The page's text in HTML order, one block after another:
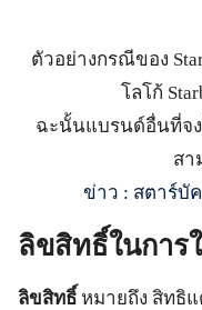
ตัวอย่างกรณีของ
โลโก้
ฉะนั้นแบรนด์อื่นที่จง
สา
ข่าว : สตาร์บั
ลิขสิทธิ์ในการ
ลิขสิทธิ์ หมายถึง สิทธิ